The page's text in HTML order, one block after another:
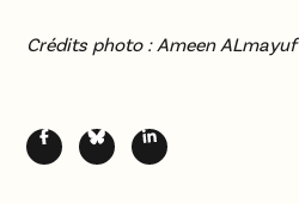
Crédits photo : Ameen ALmayuf